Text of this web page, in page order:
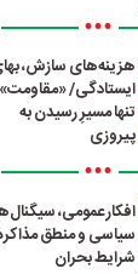
•••
هزینه‌های سازش،
ایستادگی/ «مقاومت»
تنها مسیرِ رسیدن به
پیروزی
•••
افکار عمومی،
سیاسی و منطق
شرایط بحران